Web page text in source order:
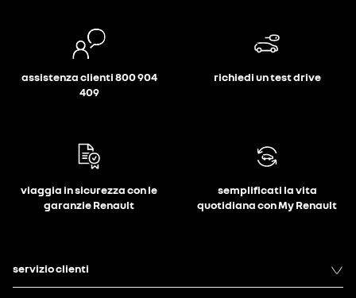
assistenza clienti 800 904
409
richiedi un test drive
viaggia in sicurezza con le
garanzie Renault
semplificati la vita
quotidiana con My Renault
servizio clienti